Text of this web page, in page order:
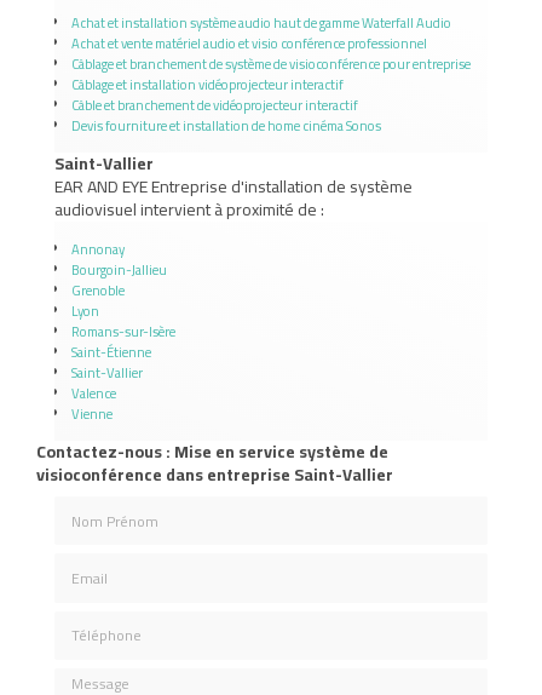
Achat et installation système audio haut de gamme Waterfall Audio
Achat et vente matériel audio et visio conférence professionnel
Câblage et branchement de système de visioconférence pour entreprise
Câblage et installation vidéoprojecteur interactif
Câble et branchement de vidéoprojecteur interactif
Devis fourniture et installation de home cinéma Sonos
Saint-Vallier
EAR AND EYE Entreprise d'installation de système
audiovisuel intervient à proximité de :
Annonay
Bourgoin-Jallieu
Grenoble
Lyon
Romans-sur-Isère
Saint-Étienne
Saint-Vallier
Valence
Vienne
Contactez-nous : Mise en service système de
visioconférence dans entreprise Saint-Vallier
Message